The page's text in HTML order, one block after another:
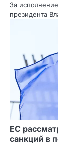
За
президента
ЕС
санкций в